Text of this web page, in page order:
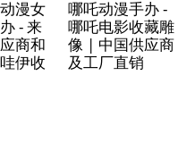
漫女
- 来
商和
伊收
哪吒动漫手办 -
哪吒电影收藏雕
像 | 中国供应商
及工厂直销